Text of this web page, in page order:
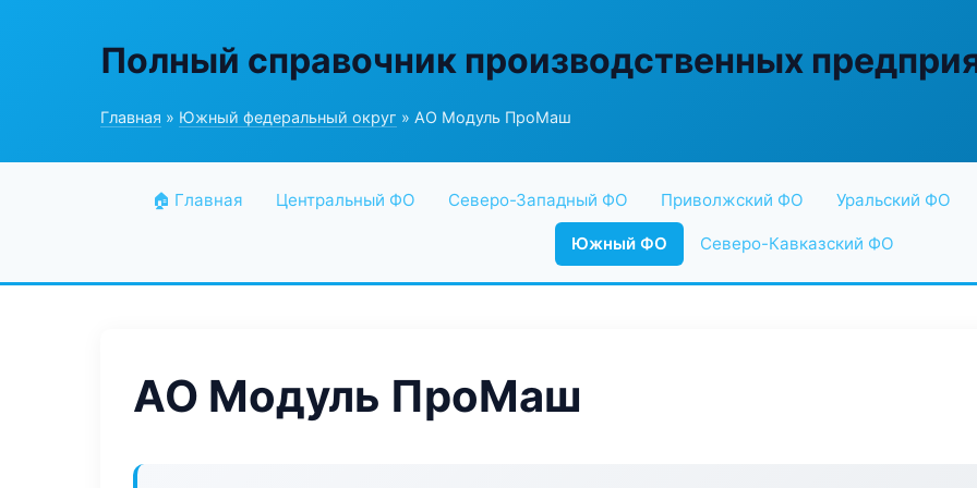
Полный справочник производственных
Главная » Южный федеральный округ » АО Модуль ПроМаш
🏠 Главная Центральный ФО Северо-Западный ФО Приволжский ФО Уральский ФО
Южный ФО Северо-Кавказский ФО
АО Модуль ПроМаш